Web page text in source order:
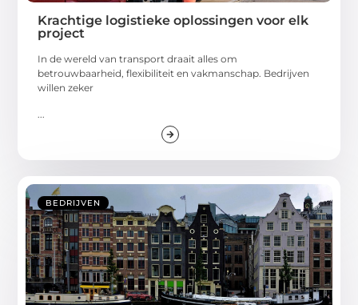
Krachtige logistieke oplossingen voor elk
project
In de wereld van transport draait alles om
betrouwbaarheid, flexibiliteit en vakmanschap. Bedrijven
willen zeker
BEDRIJVEN